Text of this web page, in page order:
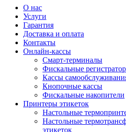
О нас
Услуги
Гарантия
Доставка и оплата
Контакты
Онлайн-кассы
Смарт-терминалы
Фискальные
Кассы
Кнопочные кассы
Фискальные накопители
Принтеры этикеток
Настольные
Настольные
этикеток